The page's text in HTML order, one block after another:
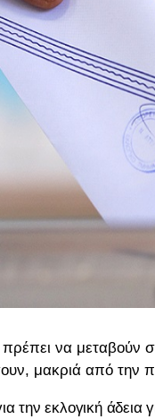
να μεταβούν
μακριά από την
την εκλογική άδεια